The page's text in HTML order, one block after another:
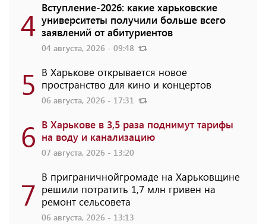
4 Вступление-2026: какие харьковские
университеты получили больше всего
заявлений от абитуриентов
04 августа, 2026 - 09:48
5 В Харькове открывается новое
пространство для кино и концертов
06 августа, 2026 - 17:31
6 В Харькове в 3,5 раза поднимут тарифы
на воду и канализацию
07 августа, 2026 - 13:20
7 В приграничнойгромаде на Харьковщине
решили потратить 1,7 млн ​​гривен на
ремонт сельсовета
06 августа, 2026 - 13:13